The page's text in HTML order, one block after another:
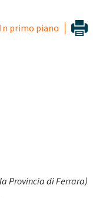
In primo piano
Provincia di Ferrara)